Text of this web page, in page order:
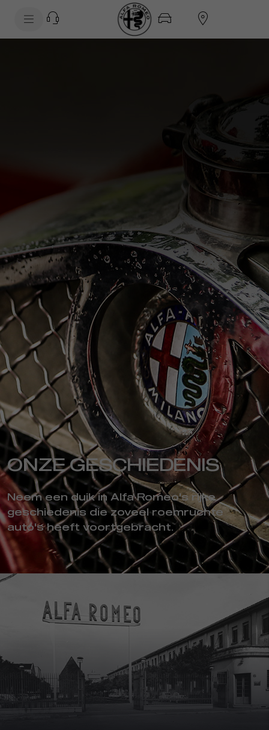
ONZE GESCHIEDENIS
Neem een duik in Alfa Romeo's rijke
geschiedenis die zoveel roemruchte
auto's heeft voortgebracht.